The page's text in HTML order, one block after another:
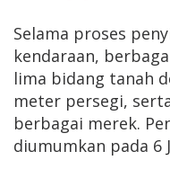
Selama proses
kendaraan,
lima bidang tanah
meter persegi,
berbagai merek.
diumumkan pada 6